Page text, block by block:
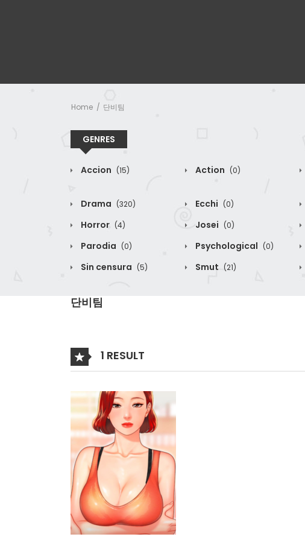
Home 단비팀
GENRES
Accion (15) Action (0)
Drama (320) Ecchi (0)
Horror (4) Josei (0)
Parodia (0) Psychological (0)
Sin censura (5) Smut (21)
단비팀
1 RESULT